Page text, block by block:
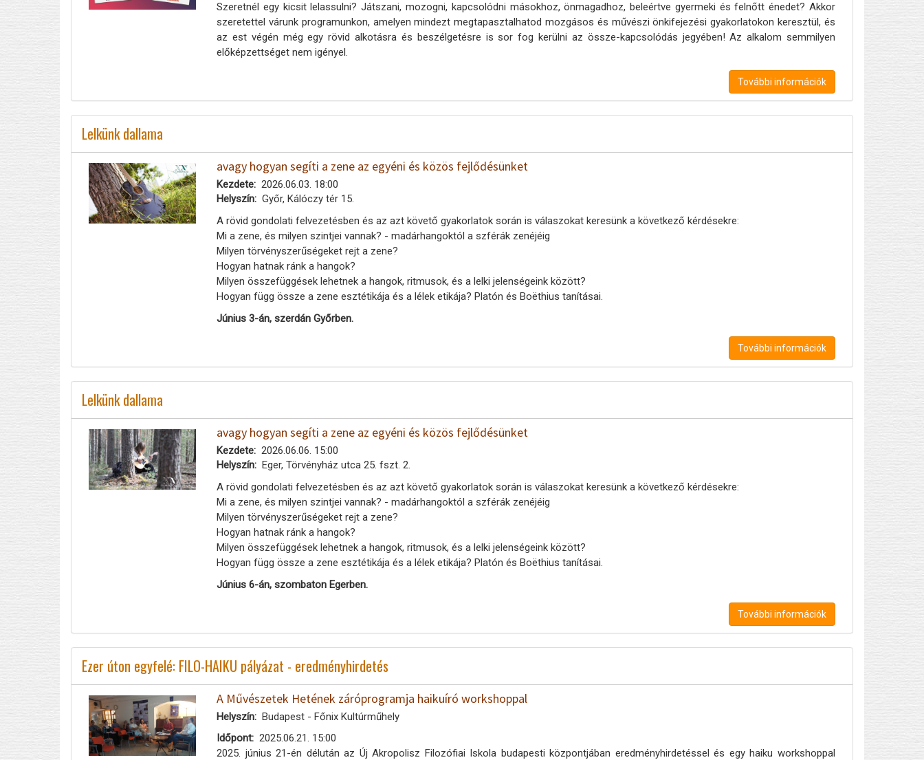
Szeretnél egy kicsit lelassulni? Játszani, mozogni, kapcsolódni másokhoz, önmagadhoz, beleértve gyermeki és felnőtt énedet? Akkor
szeretettel várunk programunkon, amelyen mindezt megtapasztalhatod mozgásos és művészi önkifejezési gyakorlatokon keresztül, és
az est végén még egy rövid alkotásra és beszélgetésre is sor fog kerülni az össze-kapcsolódás jegyében! Az alkalom semmilyen
előképzettséget nem igényel.
További információk
Lelkünk dallama
avagy hogyan segíti a zene az egyéni és közös fejlődésünket
Kezdete
2026.06.03. 18:00
Helyszín
Győr, Kálóczy tér 15.
A rövid gondolati felvezetésben és az azt követő gyakorlatok során is válaszokat keresünk a következő kérdésekre:
Mi a zene, és milyen szintjei vannak? - madárhangoktól a szférák zenéjéig
Milyen törvényszerűségeket rejt a zene?
Hogyan hatnak ránk a hangok?
Milyen összefüggések lehetnek a hangok, ritmusok, és a lelki jelenségeink között?
Hogyan függ össze a zene esztétikája és a lélek etikája? Platón és Boëthius tanításai.
Június 3-án, szerdán Győrben.
További információk
Lelkünk dallama
avagy hogyan segíti a zene az egyéni és közös fejlődésünket
Kezdete
2026.06.06. 15:00
Helyszín
Eger, Törvényház utca 25. fszt. 2.
A rövid gondolati felvezetésben és az azt követő gyakorlatok során is válaszokat keresünk a következő kérdésekre:
Mi a zene, és milyen szintjei vannak? - madárhangoktól a szférák zenéjéig
Milyen törvényszerűségeket rejt a zene?
Hogyan hatnak ránk a hangok?
Milyen összefüggések lehetnek a hangok, ritmusok, és a lelki jelenségeink között?
Hogyan függ össze a zene esztétikája és a lélek etikája? Platón és Boëthius tanításai.
Június 6-án, szombaton Egerben.
További információk
Ezer úton egyfelé: FILO-HAIKU pályázat - eredményhirdetés
A Művészetek Hetének záróprogramja haikuíró workshoppal
Helyszín
Budapest - Főnix Kultúrműhely
Időpont
2025.06.21. 15:00
2025. június 21-én délután az Új Akropolisz Filozófiai Iskola budapesti központjában eredményhirdetéssel és egy haiku workshoppal